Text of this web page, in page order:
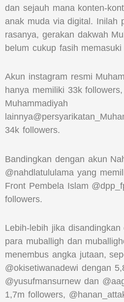
dan sejauh mana konten-
anak muda via digital. Inilah
rasanya, gerakan dakwah
belum cukup fasih
Akun instagram resmi
hanya memiliki 33k
Muhammadiyah
34k followers.
Bandingkan dengan akun
@nahdlatululama yang
Front Pembela Islam
followers.
Lebih-lebih jika disandingkan
para muballigh dan
menembus angka jutaan,
@okisetiwanadewi dengan
@yusufmansurnew dan
1,7m followers,